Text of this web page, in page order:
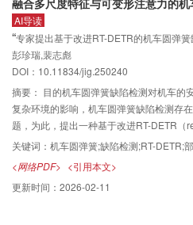
义对齐能力；设计频谱引导动态卷积模块
段，通过门控机制融合多频特征与空间域
建多尺度频域代理注意力模块，利用上阶
低成本下实现高效的跨层全局建模。结果
Depth V2（New York University depth
scene understanding benchmark suite）
数量分别实现了57.6%和52.8%的平均交
KITTI-360数据集上的实验进一步验证了
中，模型在5个RGB-D显著目标检测数据
比方法。此外，在NYU Depth V2上进行
与协同效益。结论提出一种频域引导的轻
块中引入频域引导机制，统一构建频谱感
融合多尺度特征与可变形注意力的
AI导读
“专家提出基于改进RT-DETR的机车圆弹
可变形注意力机制及跨尺度特征信息融合
为机车安全运行提供有力保障。
彭珍瑞,裴志彪
DOI：10.11834/jig.250240
摘要： 目的机车圆弹簧缺陷检测对机车的
复杂环境的影响，机车圆弹簧缺陷检测存
题，为此，提出一种基于改进RT-DETR
机车圆弹簧缺陷检测方法。方法首先，应
Pconv），构建重参数化的部分卷积（
block；其次，在基于注意力的尺度内特征
feature interaction，AIFI）模块中引入可
关键词： 机车圆弹簧;缺陷检测;RT-DETR;部分卷积（Pconv
<网络PDF> <引用本文>
更新时间： 2026-02-11